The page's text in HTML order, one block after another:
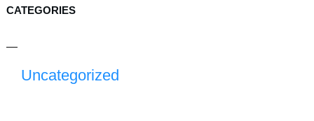
CATEGORIES
Uncategorized